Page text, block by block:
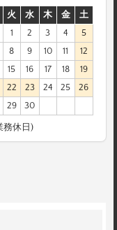
火 水 木 金
土
1
2 3 4
5
8 9 10 11
12
15 16 17 18
19
22 23 24 25
26
29 30
務休日)